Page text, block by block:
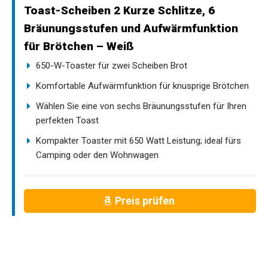
Toast-Scheiben 2 Kurze Schlitze, 6
Bräunungsstufen und Aufwärmfunktion
für Brötchen – Weiß
650-W-Toaster für zwei Scheiben Brot
Komfortable Aufwärmfunktion für knusprige Brötchen
Wählen Sie eine von sechs Bräunungsstufen für Ihren
perfekten Toast
Kompakter Toaster mit 650 Watt Leistung; ideal fürs
Camping oder den Wohnwagen
Preis prüfen